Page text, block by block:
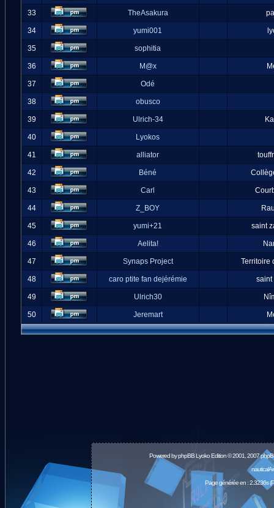
33 TheAsakura
34 yumi001
35 sophitia
36 M@x
37 Odé
38 obusco
39 Ulrich-34
40 Lyokos
41 alliator
42 Béné
43 Carl
44 Z_BOY
45 yumi+21 saint
46 Aelita!
47 Synaps Project Territoire
48 caro ptite fan dejérémie saint
49 Ulrich30
50 Jeremart
Powered byphpBBLyoko Edition © 2001, 2007
Page générée en : 2.3236s